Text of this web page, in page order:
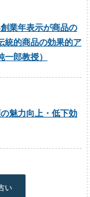
業年表示が商品の
統的商品の効果的ア
郎教授）
魅力向上・低下効
い